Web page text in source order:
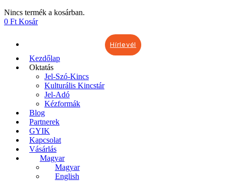
Nincs termék a kosárban.
0 Ft Kosár
Hírlevél
Kezdőlap
Oktatás
Jel-Szó-Kincs
Kulturális Kincstár
Jel-Adó
Kézformák
Blog
Partnerek
GYIK
Kapcsolat
Vásárlás
Magyar
Magyar
English